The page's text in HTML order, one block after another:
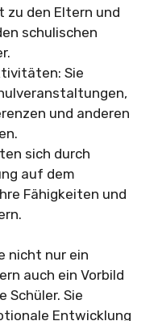
zu den Eltern und
schulischen
Sie
und anderen
sich durch
auf dem
Fähigkeiten und
nicht nur ein
auch ein Vorbild
Schüler. Sie
Entwicklung